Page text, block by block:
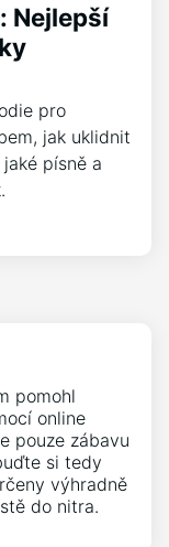
Nejlepší
pro
jak uklidnit
písně a
pomohl
online
pouze zábavu
si tedy
výhradně
do nitra.